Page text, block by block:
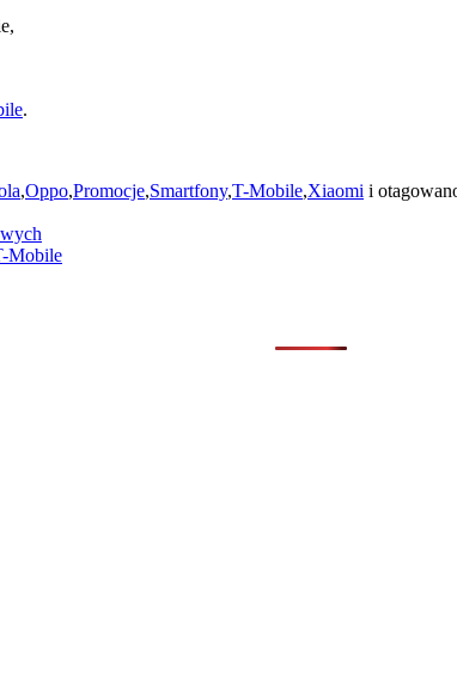
.
,Oppo,Promocje,Smartfony,T-Mobile,Xiaomi i
Mobile